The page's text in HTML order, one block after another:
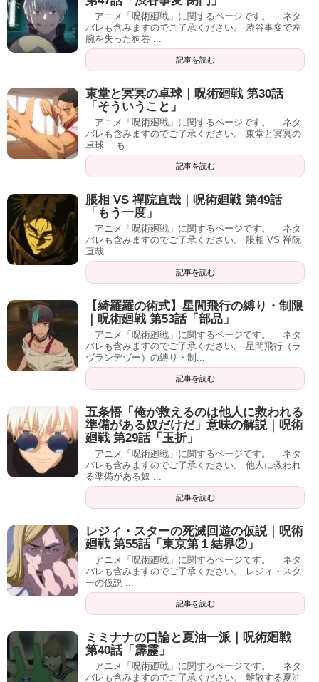
アニメ「呪術廻戦」に関するページです。 ネタ
バレも含みますのでご了承ください。 渋谷事変で左
腕を失った狗巻 ...
記事を読む
東堂と冥冥の卓球｜呪術廻戦 第30話
「そういうこと」
アニメ「呪術廻戦」に関するページです。 ネタ
バレも含みますのでご了承ください。 東堂と冥冥の
卓球 も...
記事を読む
脹相 VS 禪院直哉｜呪術廻戦 第49話
「もう一度」
アニメ「呪術廻戦」に関するページです。 ネタ
バレも含みますのでご了承ください。 脹相 VS 禪院
直哉 ...
記事を読む
【綺羅羅の術式】星間飛行の縛り・制限
｜呪術廻戦 第53話「部品」
アニメ「呪術廻戦」に関するページです。 ネタ
バレも含みますのでご了承ください。 星間飛行（ラ
ヴランデヴー）の縛り・制...
記事を読む
五条悟「俺が救えるのは他人に救われる
準備がある奴だけだ」意味の解説｜呪術
廻戦 第29話「玉折」
アニメ「呪術廻戦」に関するページです。 ネタ
バレも含みますのでご了承ください。 他人に救われ
る準備がある奴 ...
記事を読む
レジィ・スターの死滅回遊の仮説｜呪術
廻戦 第55話「東京第１結界②」
アニメ「呪術廻戦」に関するページです。 ネタ
バレも含みますのでご了承ください。 レジィ・スタ
ーの仮説 ...
記事を読む
ミミナナの口論と夏油一派｜呪術廻戦
第40話「霹靂」
アニメ「呪術廻戦」に関するページです。 ネタ
バレも含みますのでご了承ください。 離散する夏油